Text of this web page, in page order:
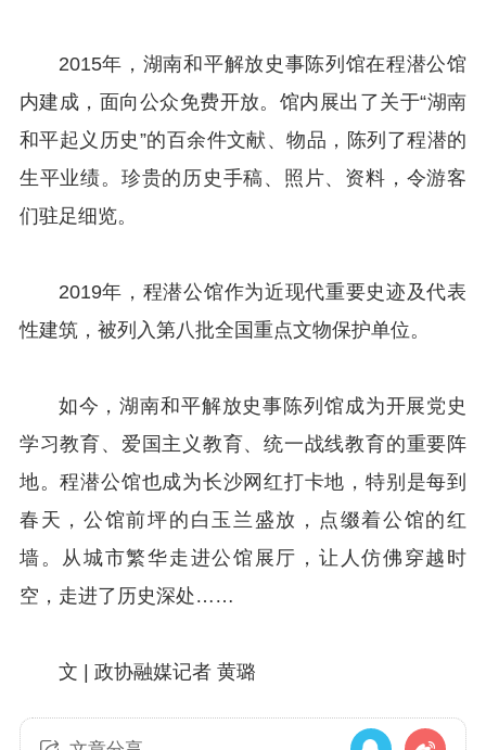
2015年，湖南和平解放史事陈列馆在程潜公馆
内建成，面向公众免费开放。馆内展出了关于“湖南
和平起义历史”的百余件文献、物品，陈列了程潜的
生平业绩。珍贵的历史手稿、照片、资料，令游客
们驻足细览。
2019年，程潜公馆作为近现代重要史迹及代表
性建筑，被列入第八批全国重点文物保护单位。
如今，湖南和平解放史事陈列馆成为开展党史
学习教育、爱国主义教育、统一战线教育的重要阵
地。程潜公馆也成为长沙网红打卡地，特别是每到
春天，公馆前坪的白玉兰盛放，点缀着公馆的红
墙。从城市繁华走进公馆展厅，让人仿佛穿越时
空，走进了历史深处……
文 | 政协融媒记者 黄璐